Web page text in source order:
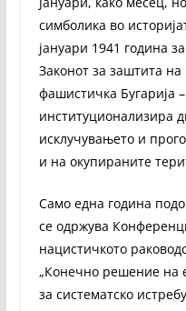
симболика во
јануари 1941 година
Законот за заштита
фашистичка Бугарија
институционализира
исклучувањето и
и на окупираните
Само една година
се одржува
нацистичкото
„Конечно решение на
за систематско